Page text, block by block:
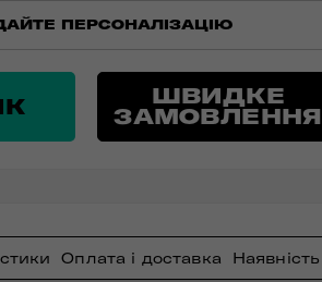
ПЕРСОНАЛІЗАЦІЮ
ШВИДКЕ
ЗАМОВЛЕННЯ
Оплата і доставка Наявність